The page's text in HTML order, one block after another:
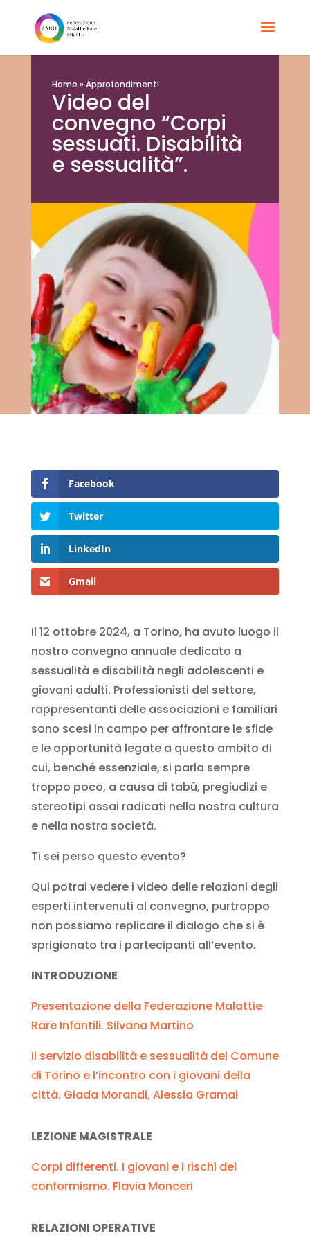
Home » Approfondimenti
Video del
convegno “Corpi
sessuati. Disabilità
e sessualità”.
Facebook
Twitter
LinkedIn
Gmail
Il 12 ottobre 2024, a Torino, ha avuto luogo il
nostro convegno annuale dedicato a
sessualità e disabilità negli adolescenti e
giovani adulti. Professionisti del settore,
rappresentanti delle associazioni e familiari
sono scesi in campo per affrontare le sfide
e le opportunità legate a questo ambito di
cui, benché essenziale, si parla sempre
troppo poco, a causa di tabù, pregiudizi e
stereotipi assai radicati nella nostra cultura
e nella nostra società.
Ti sei perso questo evento?
Qui potrai vedere i video delle relazioni degli
esperti intervenuti al convegno, purtroppo
non possiamo replicare il dialogo che si è
sprigionato tra i partecipanti all’evento.
INTRODUZIONE
Presentazione della Federazione Malattie
Rare Infantili. Silvana Martino
Il servizio disabilità e sessualità del Comune
di Torino e l’incontro con i giovani della
città. Giada Morandi, Alessia Gramai
LEZIONE MAGISTRALE
Corpi differenti. I giovani e i rischi del
conformismo. Flavia Monceri
RELAZIONI OPERATIVE